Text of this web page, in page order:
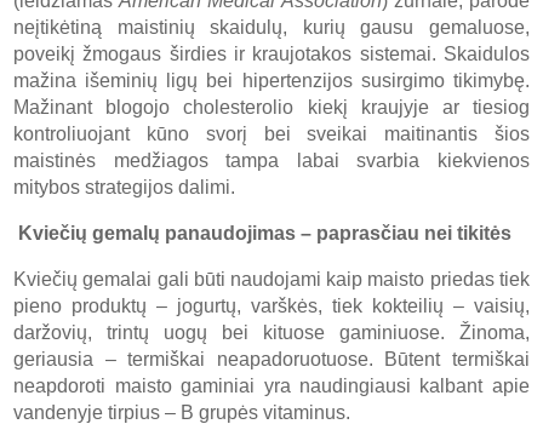
neįtikėtiną maistinių skaidulų, kurių gausu gemaluose,
poveikį žmogaus širdies ir kraujotakos sistemai. Skaidulos
mažina išeminių ligų bei hipertenzijos susirgimo tikimybę.
Mažinant blogojo cholesterolio kiekį kraujyje ar tiesiog
kontroliuojant kūno svorį bei sveikai maitinantis šios
maistinės medžiagos tampa labai svarbia kiekvienos
mitybos strategijos dalimi.
Kviečių gemalų panaudojimas – paprasčiau nei tikitės
Kviečių gemalai gali būti naudojami kaip maisto priedas tiek
pieno produktų – jogurtų, varškės, tiek kokteilių – vaisių,
daržovių, trintų uogų bei kituose gaminiuose. Žinoma,
geriausia – termiškai neapadoruotuose. Būtent termiškai
neapdoroti maisto gaminiai yra naudingiausi kalbant apie
vandenyje tirpius – B grupės vitaminus.